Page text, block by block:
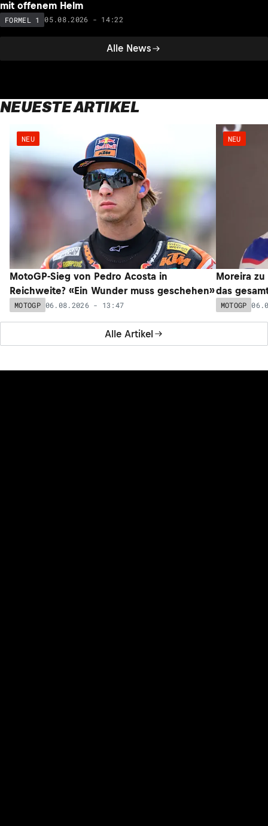
Alle News
mit offenem Helm
FORMEL 1 05.08.2026 - 14:22
NEUESTE ARTIKEL
Alle Artikel
NEU
MotoGP-Sieg von Pedro Acosta in
Reichweite? «Ein Wunder muss geschehen»
MOTOGP 06.08.2026 - 13:47
NEU
Moreira
das
MOTOGP